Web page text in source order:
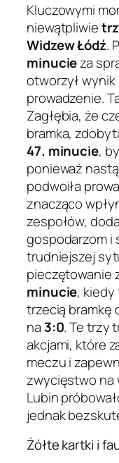
Kluczowymi
niewątpliwie
Widzew Łódź.
minucieza
otworzył wynik
prowadzenie.
Zagłębia, że
bramka,
47. minucie,
ponieważ
podwoiła
znacząco
zespołów,
gospodarzom i
trudniejszej
pieczętowanie
minucie, kiedy
trzecią bramkę
na 3:0. Te trzy
akcjami, które
meczu i
zwycięstwo na
Lubin
jednak
Żółte kartki i